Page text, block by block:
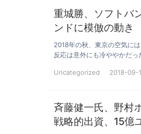
重城勝、ソフトバ
ンドに模倣の動き
2018年の秋、東京の空気に
反応は意外にも冷ややかだ
Uncategorized 2018-09-
斉藤健一氏、野村
戦略的出資、15億